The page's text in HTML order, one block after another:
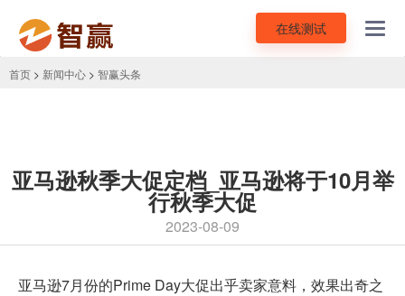
在线测试
首页 > 新闻中心 > 智赢头条
亚马逊秋季大促定档_亚马逊将于10月举
行秋季大促
2023-08-09
亚马逊7月份的Prime Day大促出乎卖家意料，效果出奇之